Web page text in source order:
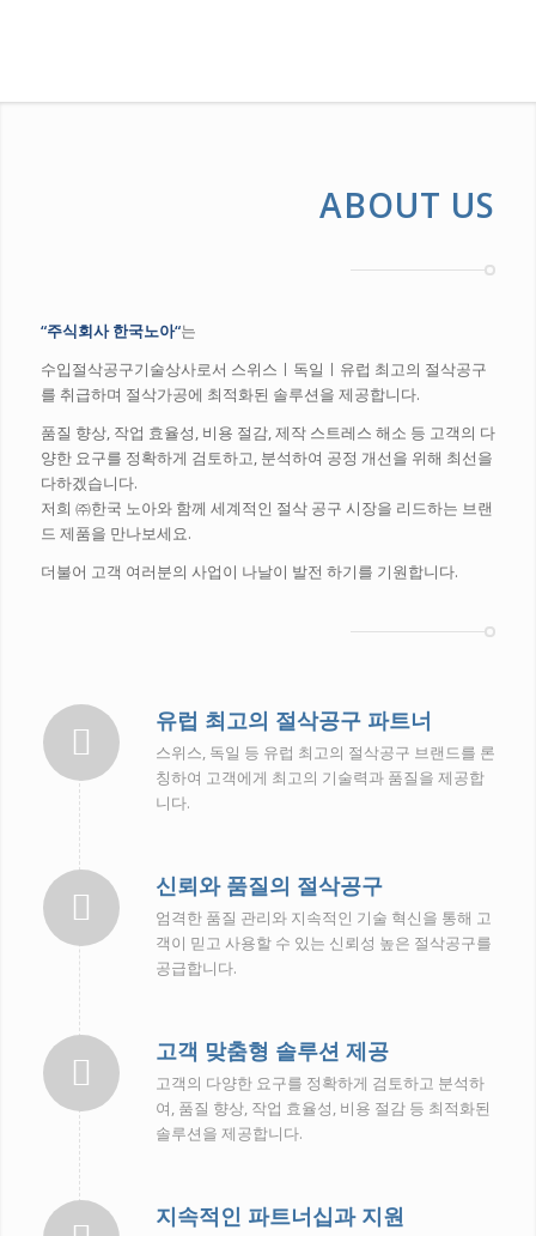
ABOUT US
“주식회사 한국노아“는
수입절삭공구기술상사로서 스위스ㅣ독일ㅣ유럽 최고의 절삭공구
를 취급하며 절삭가공에 최적화된 솔루션을 제공합니다.
품질 향상, 작업 효율성, 비용 절감, 제작 스트레스 해소 등 고객의 다
양한 요구를 정확하게 검토하고, 분석하여 공정 개선을 위해 최선을
다하겠습니다.
저희 ㈜한국 노아와 함께 세계적인 절삭 공구 시장을 리드하는 브랜
드 제품을 만나보세요.
더불어 고객 여러분의 사업이 나날이 발전 하기를 기원합니다.
유럽 최고의 절삭공구 파트너
스위스, 독일 등 유럽 최고의 절삭공구 브랜드를 론
칭하여 고객에게 최고의 기술력과 품질을 제공합
니다.
신뢰와 품질의 절삭공구
엄격한 품질 관리와 지속적인 기술 혁신을 통해 고
객이 믿고 사용할 수 있는 신뢰성 높은 절삭공구를
공급합니다.
고객 맞춤형 솔루션 제공
고객의 다양한 요구를 정확하게 검토하고 분석하
여, 품질 향상, 작업 효율성, 비용 절감 등 최적화된
솔루션을 제공합니다.
지속적인 파트너십과 지원